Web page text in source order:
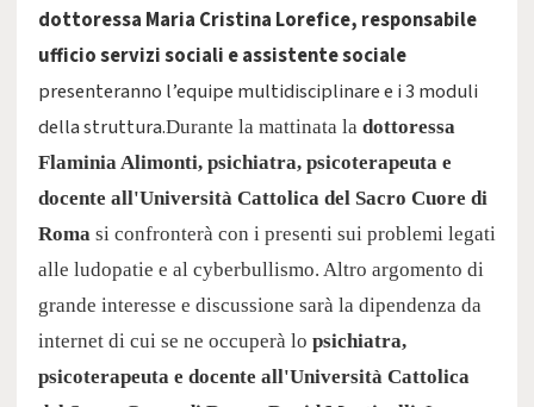
dottoressa Maria Cristina Lorefice, responsabile
ufficio servizi sociali e assistente sociale
presenteranno l’equipe multidisciplinare e i 3 moduli
della struttura.Durante la mattinata la dottoressa
Flaminia Alimonti, psichiatra, psicoterapeuta e
docente all'Università Cattolica del Sacro Cuore di
Roma si confronterà con i presenti sui problemi legati
alle ludopatie e al cyberbullismo. Altro argomento di
grande interesse e discussione sarà la dipendenza da
internet di cui se ne occuperà lo psichiatra,
psicoterapeuta e docente all'Università Cattolica